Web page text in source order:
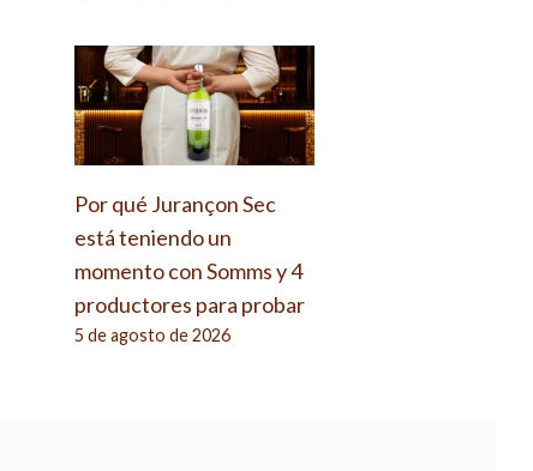
Por qué Jurançon Sec
está teniendo un
momento con Somms y 4
productores para probar
5 de agosto de 2026